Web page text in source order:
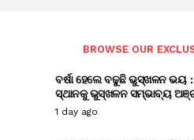
BROWSE OUR
ବର୍ଷା ହେଲେ ବଢୁଛି ଭୁସ୍ଖଳନ ଭୟ
ସ୍ଥାନକୁ ଭୁସ୍ଖଳନ ସମ୍ଭାବ୍ୟ
1 day ago